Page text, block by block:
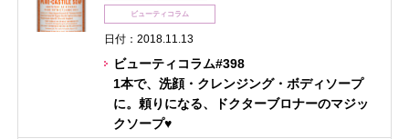
ビューティコラム
日付：2018.11.13
ビューティコラム#398
1本で、洗顔・クレンジング・ボディソープ
に。頼りになる、ドクターブロナーのマジッ
クソープ♥